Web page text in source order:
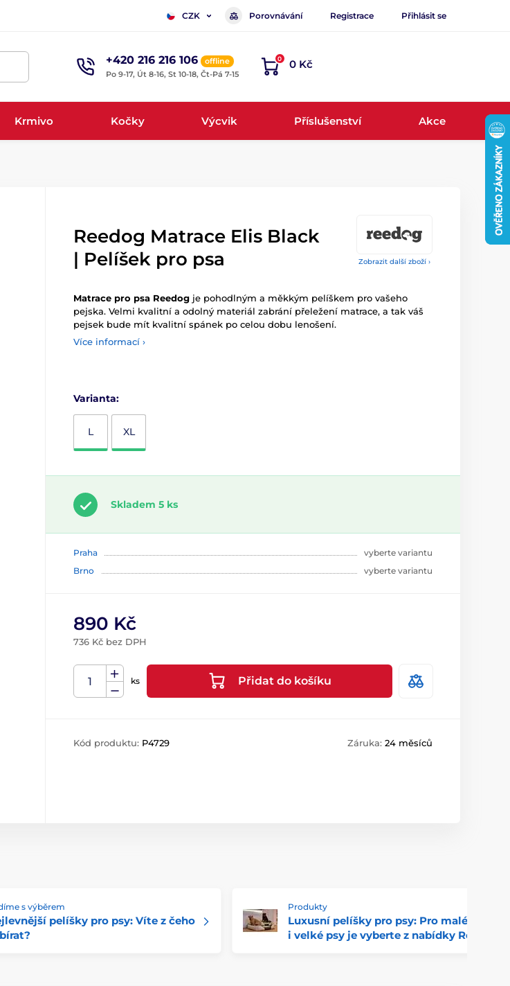
CZK Porovnávání Registrace Přihlásit se
+420 216 216 106
offline
Po 9-17, Út 8-16, St 10-18, Čt-Pá 7-15
0 0 Kč
Krmivo Kočky Výcvik Příslušenství Akce
Zobrazit další zboží ›
Reedog Matrace Elis Black
| Pelíšek pro psa
Matrace pro psa Reedog je pohodlným a měkkým pelíškem pro vašeho
pejska. Velmi kvalitní a odolný materiál zabrání přeležení matrace, a tak váš
pejsek bude mít kvalitní spánek po celou dobu lenošení.
Více informací ›
Varianta:
L XL
Skladem 5 ks
Praha
vyberte variantu
Brno
vyberte variantu
890 Kč
736 Kč bez DPH
ks Přidat do košíku
Kód produktu: P4729 Záruka: 24 měsíců
s výběrem
pelíšky pro psy: Víte z čeho
Produkty
Luxusní pelíšky pro psy: Pro malé
i velké psy je vyberte z nabídky Reedog!